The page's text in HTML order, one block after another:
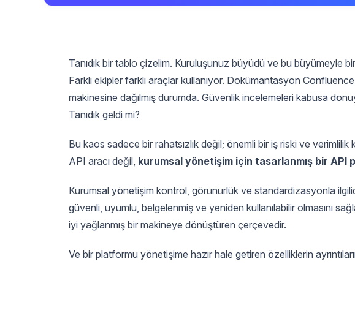
Tanıdık bir tablo çizelim. Kuruluşunuz büyüdü ve bu büyümeyle
Farklı ekipler farklı araçlar kullanıyor. Dokümantasyon
makinesine dağılmış durumda. Güvenlik incelemeleri kabusa
Tanıdık geldi mi?
Bu kaos sadece bir rahatsızlık değil; önemli bir iş riski ve verimlilik
API aracı değil, kurumsal yönetişim için tasarlanmış bir API
Kurumsal yönetişim kontrol, görünürlük ve standardizasyonla
güvenli, uyumlu, belgelenmiş ve yeniden kullanılabilir olmasını
iyi yağlanmış bir makineye dönüştüren çerçevedir.
Ve bir platformu yönetişime hazır hale getiren özelliklerin